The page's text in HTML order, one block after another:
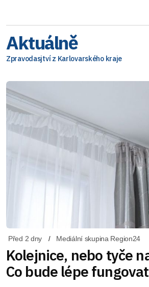
Aktuálně
Zpravodasjtví z Karlovarského kraje
Před 2 dny Mediální skupina Region24
Kolejnice, nebo tyče
Co bude lépe